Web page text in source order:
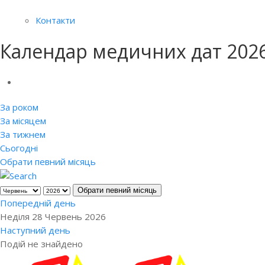
Контакти
Календар медичних дат
За роком
За місяцем
За тижнем
Сьогодні
Обрати певний місяць
Обрати певний місяць
Попередній день
Неділя 28 Червень 2026
Наступний день
Подій не знайдено